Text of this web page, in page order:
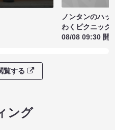
ノンタンのハッ
わくピクニック
08/08 09:30 開
覧する
ング